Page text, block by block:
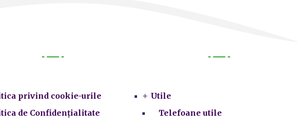
privind cookie-urile
de Confidențialitate
Utile
Telefoane utile